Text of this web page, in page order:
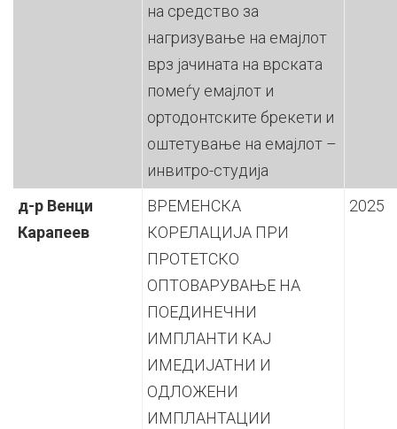
на средство за
нагризување на емајлот
врз јачината на врската
помеѓу емајлот и
ортодонтските брекети и
оштетување на емајлот –
инвитро-студија
д-р Венци
Карапеев
ВРЕМЕНСКА
КОРЕЛАЦИЈА ПРИ
ПРОТЕТСКО
ОПТОВАРУВАЊЕ НА
ПОЕДИНЕЧНИ
ИМПЛАНТИ КАЈ
ИМЕДИЈАТНИ И
ОДЛОЖЕНИ
ИМПЛАНТАЦИИ
2025